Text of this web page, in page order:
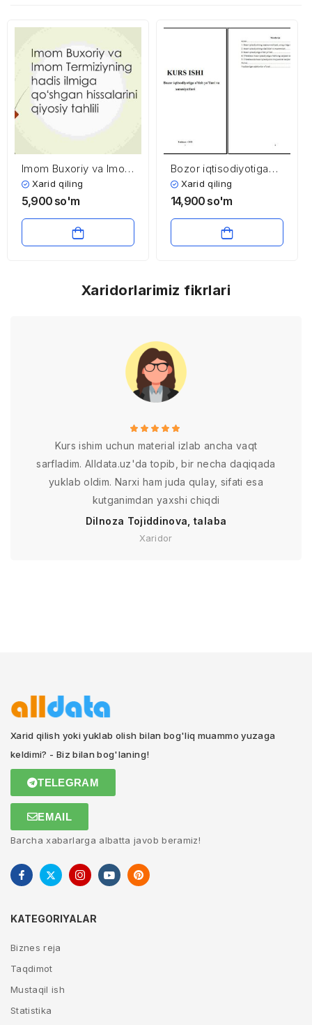
Imom Buxoriy va Imom
Termiziyning hadis
ilmiga qoʻshgan
Xarid qiling
5,900 so'm
Bozor iqtisodiyotiga
o’tish yo’llari va
xususiyatlari
Xarid qiling
14,900 so'm
Xaridorlarimiz fikrlari
Kurs ishim uchun material izlab ancha vaqt
sarfladim. Alldata.uz'da topib, bir necha daqiqada
yuklab oldim. Narxi ham juda qulay, sifati esa
kutganimdan yaxshi chiqdi
Dilnoza Tojiddinova, talaba
Xaridor
Xarid qilish yoki yuklab olish bilan bog'liq muammo yuzaga
keldimi? - Biz bilan bog'laning!
TELEGRAM
EMAIL
Barcha xabarlarga albatta javob beramiz!
KATEGORIYALAR
Biznes reja
Taqdimot
Mustaqil ish
Statistika